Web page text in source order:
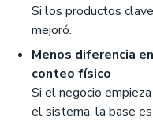
Si los productos
mejoró.
Menos diferencia
conteo físico
Si el negocio
el sistema, la base